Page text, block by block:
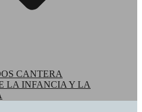
CANTERA
LA INFANCIA Y LA